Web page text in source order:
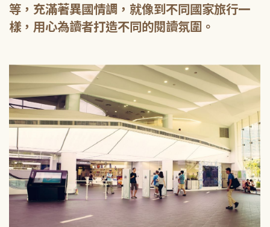
等，充滿著異國情調，就像到不同國家旅行一
樣，用心為讀者打造不同的閱讀氛圍。